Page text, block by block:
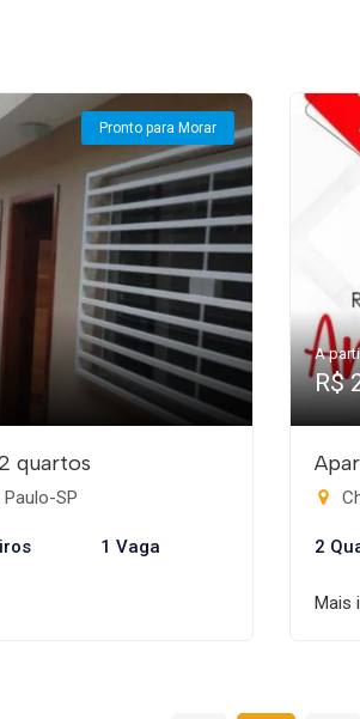
Pronto para Morar
quartos
SP
1 Vaga
A
R$
2
Mais